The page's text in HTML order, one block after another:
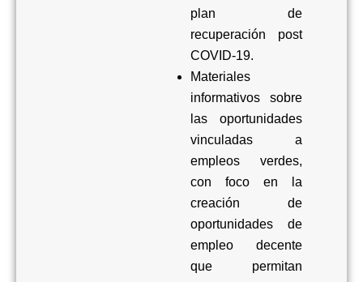
plan de
recuperación post
COVID-19.
Materiales
informativos sobre
las oportunidades
vinculadas a
empleos verdes,
con foco en la
creación de
oportunidades de
empleo decente
que permitan